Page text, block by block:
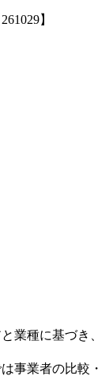
】
業種に基づき、
事業者の比較・